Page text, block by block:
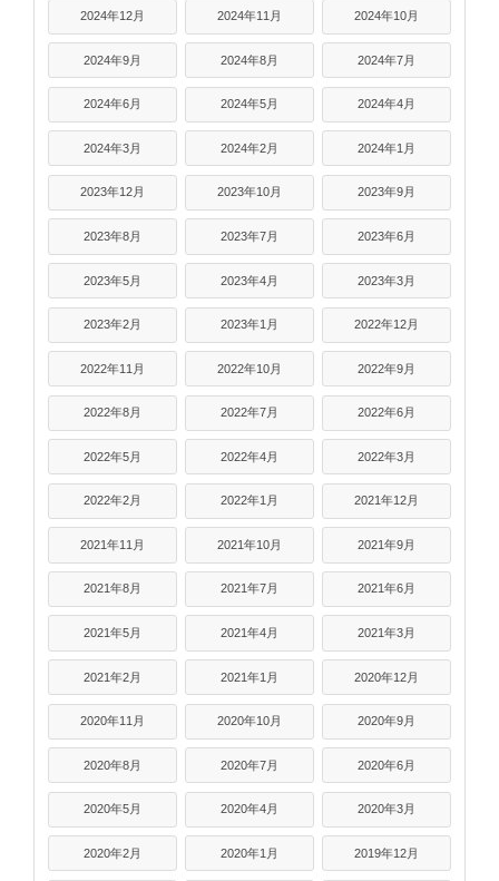
2024年12月 2024年11月 2024年10月
2024年9月 2024年8月 2024年7月
2024年6月 2024年5月 2024年4月
2024年3月 2024年2月 2024年1月
2023年12月 2023年10月 2023年9月
2023年8月 2023年7月 2023年6月
2023年5月 2023年4月 2023年3月
2023年2月 2023年1月 2022年12月
2022年11月 2022年10月 2022年9月
2022年8月 2022年7月 2022年6月
2022年5月 2022年4月 2022年3月
2022年2月 2022年1月 2021年12月
2021年11月 2021年10月 2021年9月
2021年8月 2021年7月 2021年6月
2021年5月 2021年4月 2021年3月
2021年2月 2021年1月 2020年12月
2020年11月 2020年10月 2020年9月
2020年8月 2020年7月 2020年6月
2020年5月 2020年4月 2020年3月
2020年2月 2020年1月 2019年12月